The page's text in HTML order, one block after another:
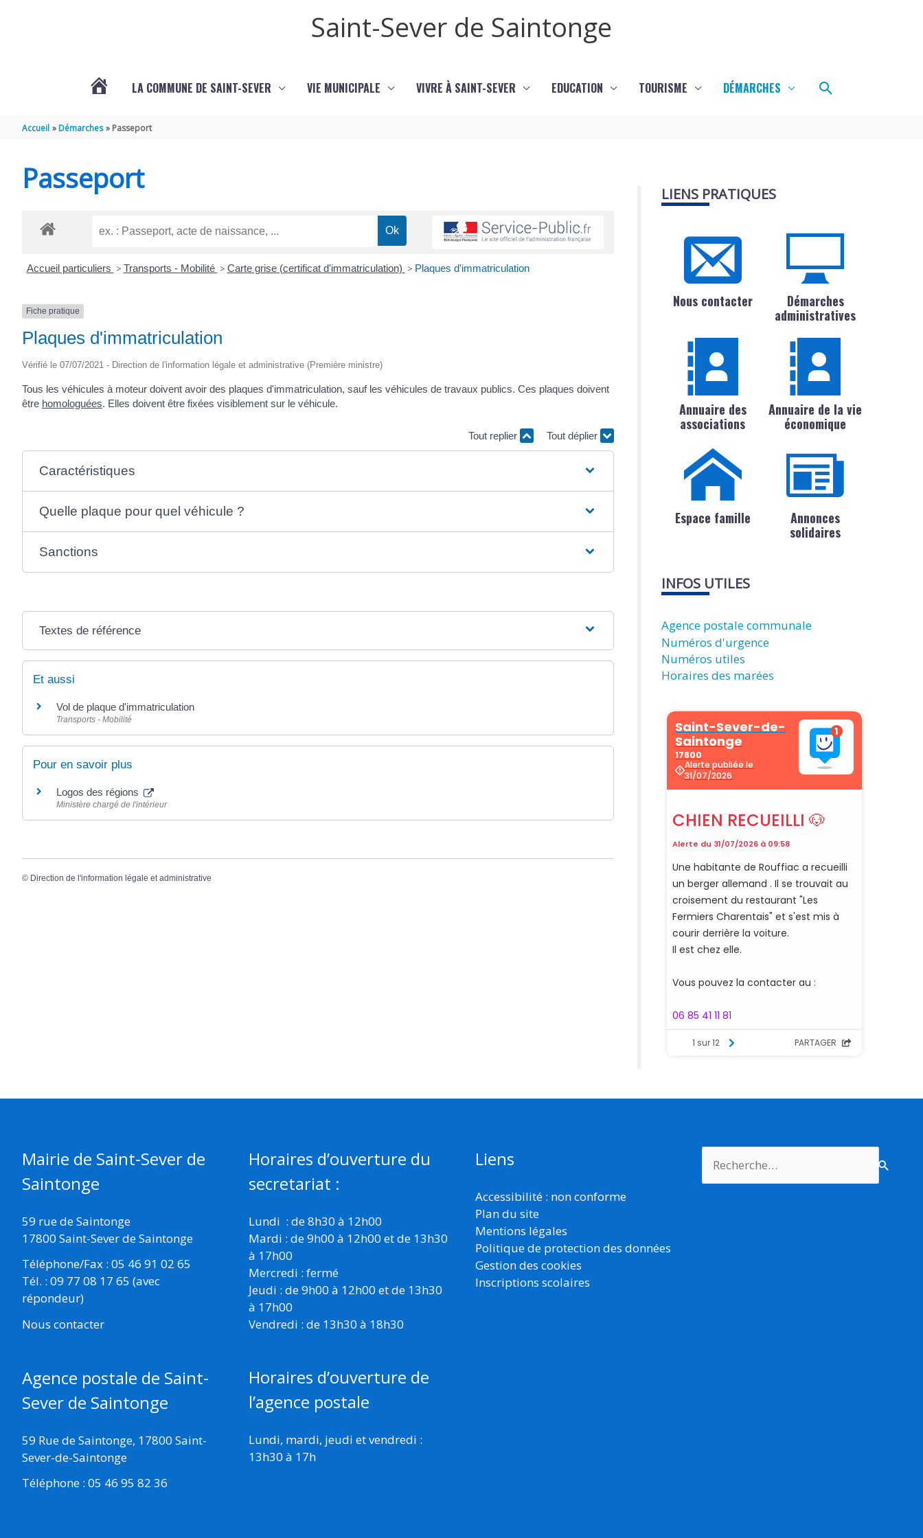
Saint-Sever de Saintonge
SAINT-
SAINTONGE
LA COMMUNE DE SAINT-SEVER VIE MUNICIPALE VIVRE À SAINT-SEVER EDUCATION TOURISME DÉMARCHES Rechercher
Accueil Démarches Passeport
Passeport
Accueil particuliers > Transports - Mobilité > Carte grise (certificat d'immatriculation) > Plaques d'immatriculation
Fiche pratique
Plaques d'immatriculation
Vérifié le 07/07/2021 - Direction de l'information légale et administrative (Première ministre)
Tous les véhicules à moteur doivent avoir des plaques d'immatriculation, sauf les véhicules de travaux publics. Ces plaques doivent
être homologuées. Elles doivent être fixées visiblement sur le véhicule.
Tout replier Tout déplier
Caractéristiques
Quelle plaque pour quel véhicule ?
Sanctions
Textes de référence
Et aussi
Vol de plaque d'immatriculation
Transports - Mobilité
Pour en savoir plus
Logos des régions
Ministère chargé de l'intérieur
© Direction de l'information légale et administrative
LIENS PRATIQUES
Nous contacter
Démarches
administratives
Annuaire des
associations
Annuaire de la vie
économique
Espace famille
Annonces
solidaires
INFOS UTILES
Agence postale communale
Numéros d'urgence
Numéros utiles
Horaires des marées
Mairie de Saint-Sever de
Saintonge
59 rue de Saintonge
17800 Saint-Sever de Saintonge
Téléphone/Fax : 05 46 91 02 65
Tél. : 09 77 08 17 65 (avec
répondeur)
Nous contacter
Agence postale de Saint-
Sever de Saintonge
59 Rue de Saintonge, 17800 Saint-
Sever-de-Saintonge
Téléphone : 05 46 95 82 36
Horaires d’ouverture du
secretariat :
Lundi : de 8h30 à 12h00
Mardi : de 9h00 à 12h00 et de 13h30
à 17h00
Mercredi : fermé
Jeudi : de 9h00 à 12h00 et de 13h30
à 17h00
Vendredi : de 13h30 à 18h30
Horaires d’ouverture de
l’agence postale
Lundi, mardi, jeudi et vendredi :
13h30 à 17h
Liens
Accessibilité : non conforme
Plan du site
Mentions légales
Politique de protection des données
Gestion des cookies
Inscriptions scolaires